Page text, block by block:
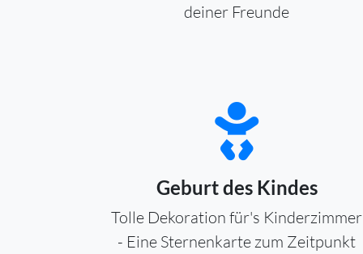
deiner Freunde
Geburt des Kindes
Tolle Dekoration für's Kinderzimmer
- Eine Sternenkarte zum Zeitpunkt